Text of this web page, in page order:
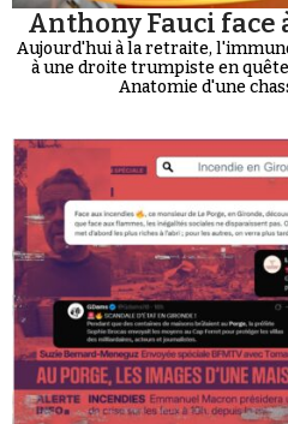
Anthony Fauci
Aujourd'hui à la retraite,
à une droite trumpiste en
Anatomie d'une